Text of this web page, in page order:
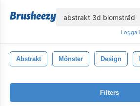
Logga
Abstrakt Mönster Design
Filters